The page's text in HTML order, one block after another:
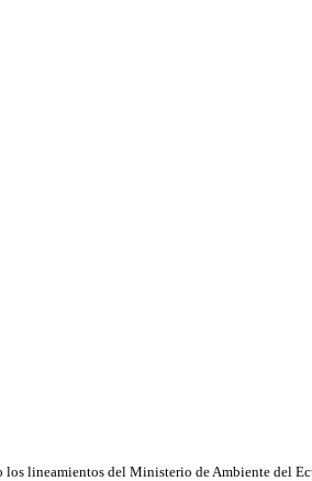
lineamientos del Ministerio de Ambiente del